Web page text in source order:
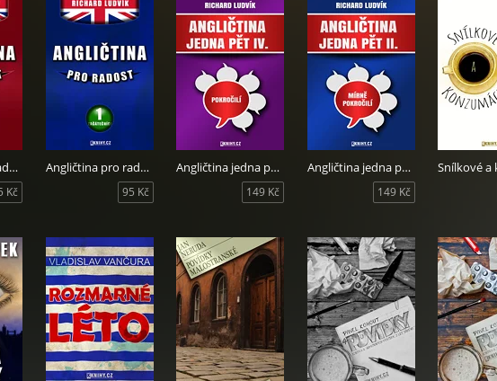
Angličtina pro radost II.
Kč
Angličtina pro radost I.
95 Kč
Angličtina jedna pět IV.
149 Kč
Angličtina jedna pět II.
149 Kč